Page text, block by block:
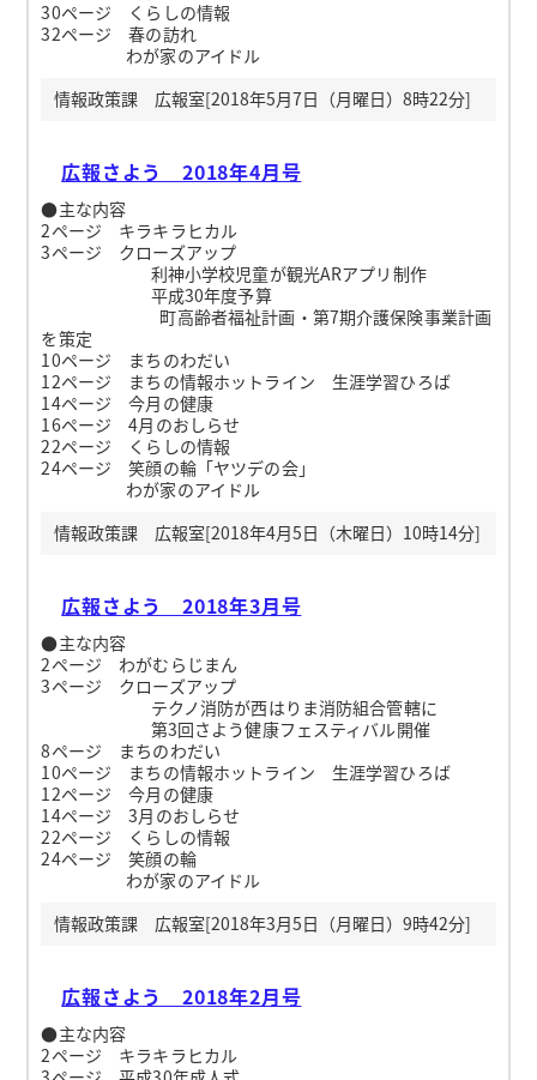
30ページ くらしの情報
32ページ 春の訪れ
わが家のアイドル
情報政策課 広報室[2018年5月7日（月曜日）8時22分]
広報さよう 2018年4月号
●主な内容
2ページ キラキラヒカル
3ページ クローズアップ
利神小学校児童が観光ARアプリ制作
平成30年度予算
町高齢者福祉計画・第7期介護保険事業計画
を策定
10ページ まちのわだい
12ページ まちの情報ホットライン 生涯学習ひろば
14ページ 今月の健康
16ページ 4月のおしらせ
22ページ くらしの情報
24ページ 笑顔の輪「ヤツデの会」
わが家のアイドル
情報政策課 広報室[2018年4月5日（木曜日）10時14分]
広報さよう 2018年3月号
●主な内容
2ページ わがむらじまん
3ページ クローズアップ
テクノ消防が西はりま消防組合管轄に
第3回さよう健康フェスティバル開催
8ページ まちのわだい
10ページ まちの情報ホットライン 生涯学習ひろば
12ページ 今月の健康
14ページ 3月のおしらせ
22ページ くらしの情報
24ページ 笑顔の輪
わが家のアイドル
情報政策課 広報室[2018年3月5日（月曜日）9時42分]
広報さよう 2018年2月号
●主な内容
2ページ キラキラヒカル